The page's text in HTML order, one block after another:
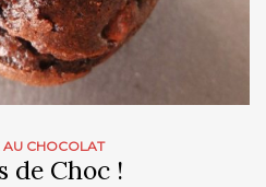
AU CHOCOLAT
de Choc !